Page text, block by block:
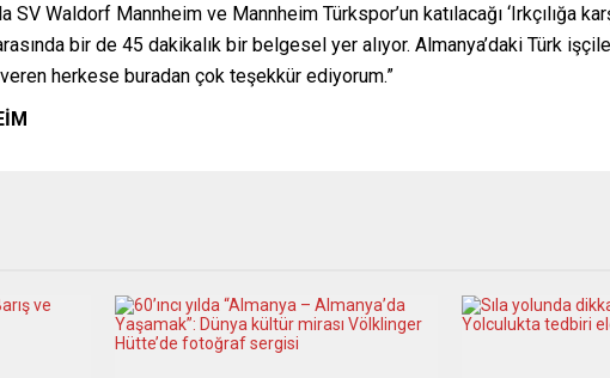
SV Waldorf Mannheim ve Mannheim Türkspor’un katılacağı ‘Irkçılığa
bir de 45 dakikalık bir belgesel yer alıyor. Almanya’daki Türk
herkese buradan çok teşekkür ediyorum.”